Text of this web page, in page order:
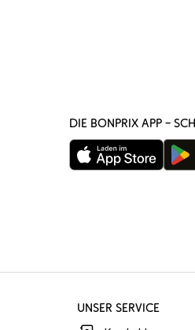
DIE BONPRIX APP –
UNSER SERVICE